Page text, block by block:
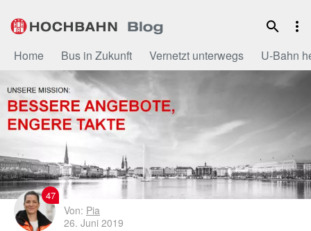
Inhalt
Home Bus in Zukunft Vernetzt unterwegs U-Bahn
47
Von: Pia
26. Juni 2019